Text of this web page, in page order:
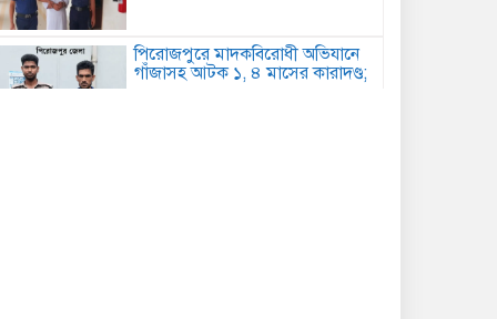
পিরোজপুরে মাদকবিরোধী অভিযানে
গাঁজাসহ আটক ১, ৪ মাসের কারাদণ্ড;